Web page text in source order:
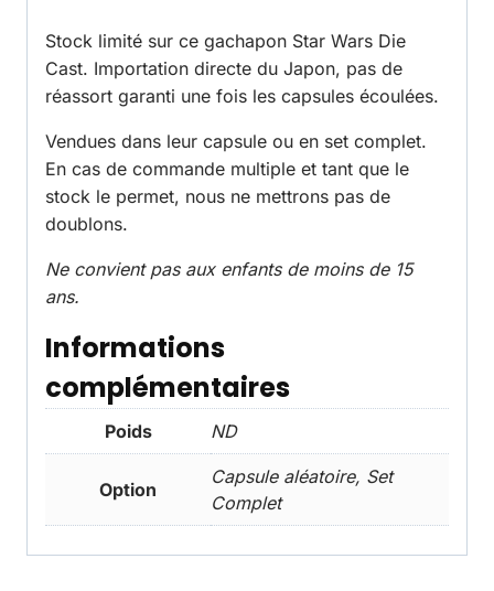
Stock limité sur ce gachapon Star Wars Die
Cast. Importation directe du Japon, pas de
réassort garanti une fois les capsules écoulées.
Vendues dans leur capsule ou en set complet.
En cas de commande multiple et tant que le
stock le permet, nous ne mettrons pas de
doublons.
Ne convient pas aux enfants de moins de 15
ans.
Informations
complémentaires
Poids ND
Option
Capsule aléatoire, Set
Complet